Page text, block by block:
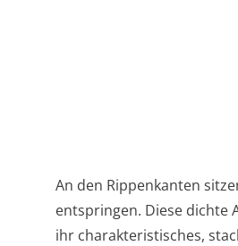
An den Rippenkanten
entspringen. Diese dichte
ihr charakteristisches,